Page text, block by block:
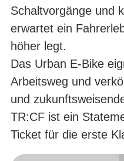
Schaltvorgänge und
erwartet ein
höher legt.
Das Urban E-Bike
Arbeitsweg und
und
TR:CF ist ein
Ticket für die erste